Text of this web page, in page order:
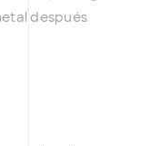
después